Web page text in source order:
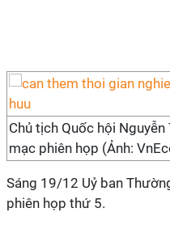
Chủ tịch Quốc hội
mạc phiên họp (Ảnh:
Sáng 19/12 Uỷ ban
phiên họp thứ 5.